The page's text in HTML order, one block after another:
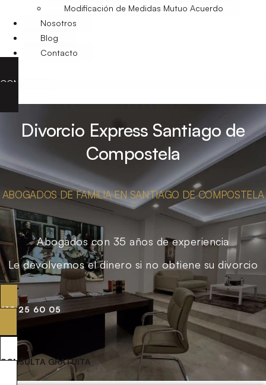
Modificación de Medidas Mutuo Acuerdo
Nosotros
Blog
Contacto
CONTACTO
Divorcio Express Santiago de
Compostela
ABOGADOS DE FAMILIA EN SANTIAGO DE COMPOSTELA
Abogados con 35 años de experiencia
Le devolvemos el dinero si no obtiene su divorcio
619 25 60 05
CONSULTA GRATUITA